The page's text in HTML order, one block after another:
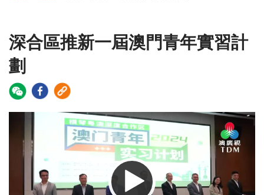
深合區推新一屆澳門青年實習計
劃